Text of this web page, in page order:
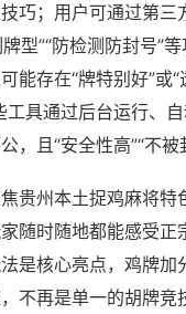
巧；用户可通过第三
型”“防检测防封号”
能存在“牌特别好”或
工具通过后台运行、
，且“安全性高”“不被
贵州本土捉鸡麻将特
随时随地都能感受正
是核心亮点，鸡牌加
不再是单一的胡牌竞